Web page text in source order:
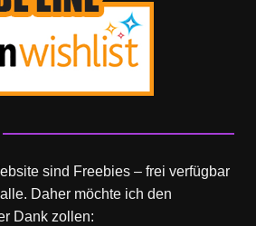
sind Freebies – frei verfügbar
Daher möchte ich den
Dank zollen: